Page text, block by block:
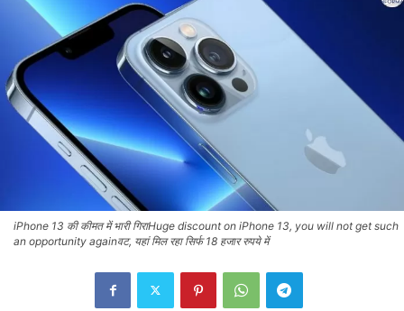
iPhone 13 की कीमत में भारी गिराHuge discount on iPhone 13, you will not get such
an opportunity againवट, यहां मिल रहा सिर्फ 18 हजार रुपये में